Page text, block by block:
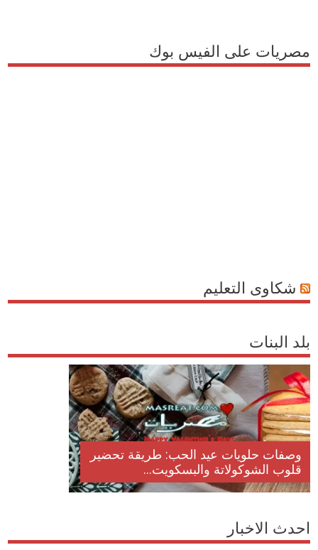
مصريات على الفيس بوك
شكاوى التعليم
بلد البنات
وصفات حلويات عيد الحب: طريقة تحضير
قلوب الشوكولاتة والبسكويت...
احدث الاخبار